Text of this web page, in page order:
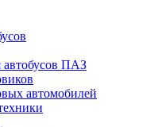
ПАЗ
автомобилей